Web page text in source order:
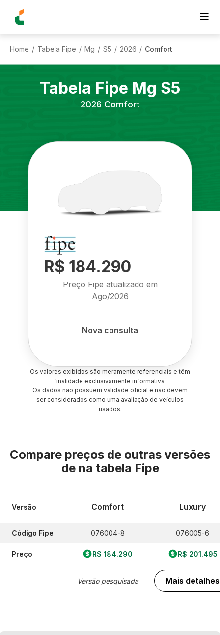
Home / Tabela Fipe / Mg / S5 / 2026 / Comfort
Tabela Fipe Mg S5
2026 Comfort
R$ 184.290
Preço Fipe atualizado em
Ago/2026
Nova consulta
Os valores exibidos são meramente referenciais e têm
finalidade exclusivamente informativa.
Os dados não possuem validade oficial e não devem
ser considerados como uma avaliação de veículos
usados.
Compare preços de outras versões
de na tabela Fipe
Versão
Código Fipe
Preço
Comfort
076004-8
R$ 184.290
Versão pesquisada
Luxury
076005-6
R$ 201.495
Mais detalhes